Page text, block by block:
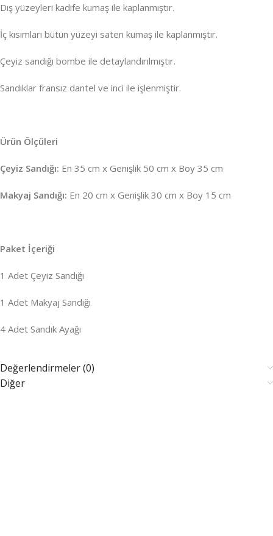
Dış yüzeyleri kadife kumaş ile kaplanmıştır.
İç kısımları bütün yüzeyi saten kumaş ile kaplanmıştır.
Çeyiz sandığı bombe ile detaylandırılmıştır.
Sandıklar fransız dantel ve inci ile işlenmiştir.
Ürün Ölçüleri
Çeyiz Sandığı: En 35 cm x Genişlik 50 cm x Boy 35 cm
Makyaj Sandığı: En 20 cm x Genişlik 30 cm x Boy 15 cm
Paket İçeriği
1 Adet Çeyiz Sandığı
1 Adet Makyaj Sandığı
4 Adet Sandık Ayağı
Değerlendirmeler (0)
Diğer